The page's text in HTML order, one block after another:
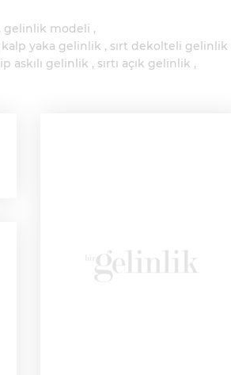
gelinlik modeli
kalp yaka gelinlik
sırt dekolteli gelinlik
ip askılı gelinlik
sırtı açık gelinlik